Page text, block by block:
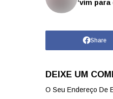
‘vim
Share
DEIXE UM
O Seu Endereço De